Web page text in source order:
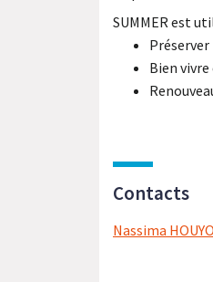
SUMMER est
Bien
Contacts
Nassima